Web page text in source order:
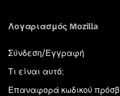
Λογαριασμός Mozilla
Σύνδεση/Εγγραφή
Τι είναι αυτό;
Επαναφορά κωδικού